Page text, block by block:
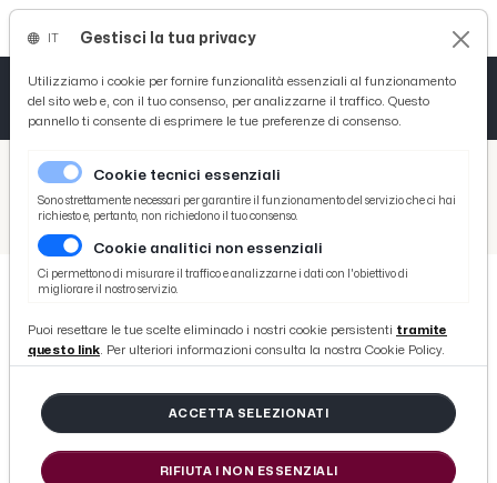
/ Picenotime
/ News
Ascoli Piceno, festa finale Avis e premiazione letterine dei bambini. Mancini: ''Siamo attenti ai giovani''
Ascoli Piceno, festa finale Avis e
premiazione letterine dei
bambini. Mancini: ''Siamo attenti
ai giovani''
Gestisci la tua privacy
Utilizziamo i cookie per fornire funzionalità essenziali al funzionamento
del sito web e, con il tuo consenso, per analizzarne il traffico. Questo
pannello ti consente di esprimere le tue preferenze di consenso.
Cookie tecnici essenziali
Sono strettamente necessari per garantire il funzionamento del servizio che ci hai
richiesto e, pertanto, non richiedono il tuo consenso.
Cookie analitici non essenziali
Ci permettono di misurare il traffico e analizzarne i dati con l'obiettivo di
migliorare il nostro servizio.
Puoi resettare le tue scelte eliminado i nostri cookie persistenti tramite
questo link. Per ulteriori informazioni consulta la nostra Cookie Policy.
ACCETTA SELEZIONATI
RIFIUTA I NON ESSENZIALI
Tutto News
Tutto Sport
Basket
Ciclismo
Tutto Curiosità